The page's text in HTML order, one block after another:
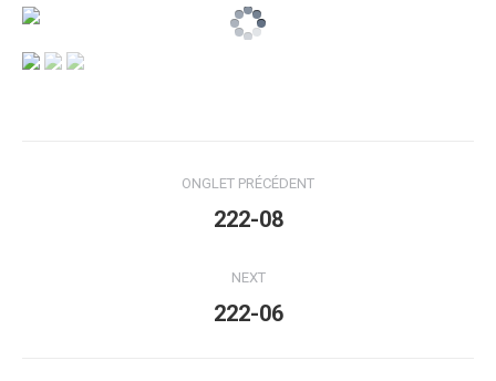
commentaire
ONGLET PRÉCÉDENT
Onglet
222-08
NEXT
Projets
222-06